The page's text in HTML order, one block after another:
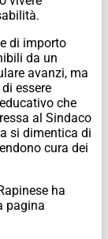
di importo
da un
avanzi, ma
essere
che
al Sindaco
si dimentica di
cura dei
ha
pagina